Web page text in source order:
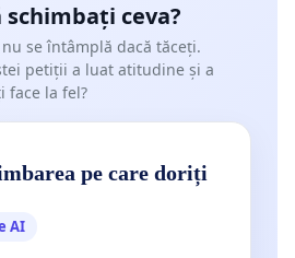
ceva?
se întâmplă dacă tăceți.
petiții a luat atitudine și a
face la fel?
pe care doriți
AI